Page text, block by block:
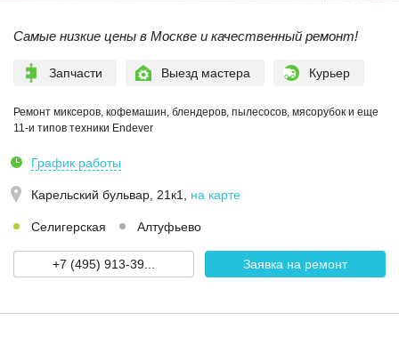
Самые низкие цены в Москве и качественный ремонт!
Запчасти Выезд мастера Курьер
Ремонт миксеров, кофемашин, блендеров, пылесосов, мясорубок и еще
11-и типов техники Endever
График работы
Карельский бульвар, 21к1 на карте
Селигерская Алтуфьево
+7 (495) 913-39... Заявка на ремонт